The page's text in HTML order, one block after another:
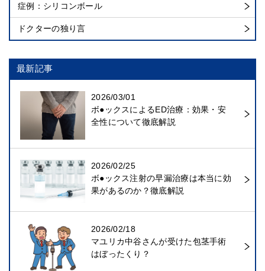
症例：シリコンボール
ドクターの独り言
最新記事
2026/03/01
ボ●ックスによるED治療：効果・安
全性について徹底解説
2026/02/25
ボ●ックス注射の早漏治療は本当に効
果があるのか？徹底解説
2026/02/18
マユリカ中谷さんが受けた包茎手術
はぼったくり？